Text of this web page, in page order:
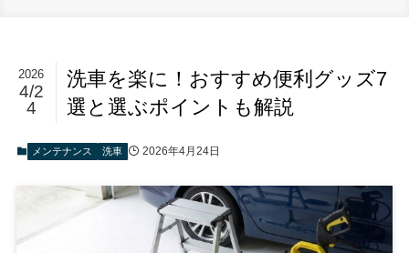
洗車を楽に！おすすめ便利グッズ7
選と選ぶポイントも解説
2026
4/2
4
メンテナンス 洗車 2026年4月24日